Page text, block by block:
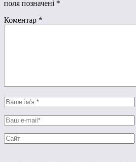
поля позначені *
Коментар *